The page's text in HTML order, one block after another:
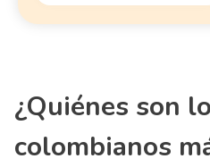
¿Quiénes son
colombianos